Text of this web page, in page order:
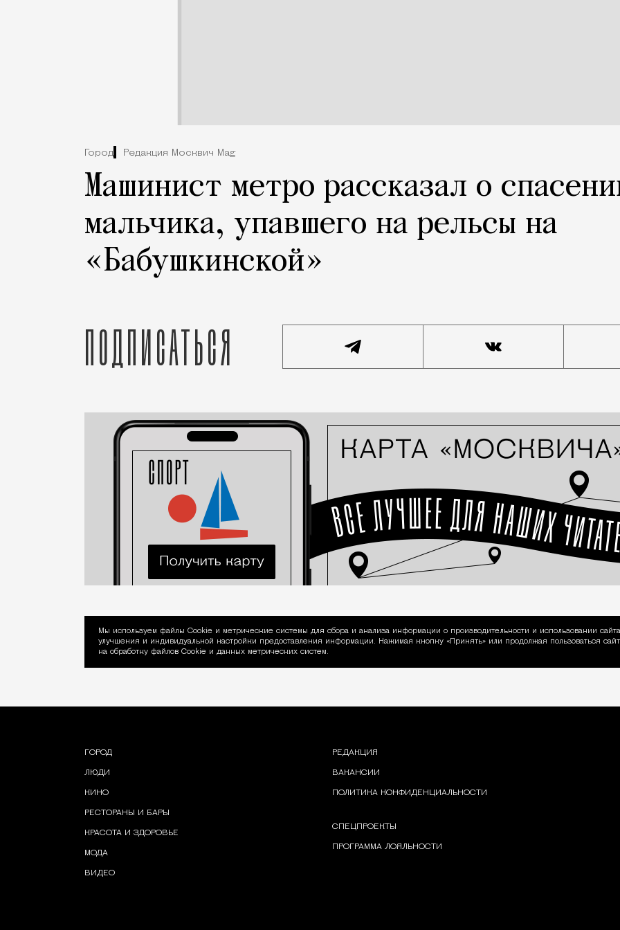
Город Редакция Москвич Mag
Машинист метро рассказал о
мальчика, упавшего на рельсы на
«Бабушкинской»
Подписаться
Уведомление об использовании Cookie
Мы используем файлы Сookie и метрические системы для сбора и анализа информации о производительности и использовании
улучшения и индивидуальной настройки предоставления информации. Нажимая кнопку «Принять» или продолжая пользоваться
на обработку файлов Cookie и данных метрических систем.
ГОРОД
ЛЮДИ
КИНО
РЕСТОРАНЫ И БАРЫ
КРАСОТА И ЗДОРОВЬЕ
МОДА
ВИДЕО
РЕДАКЦИЯ
ВАКАНСИИ
ПОЛИТИКА КОНФИДЕНЦИАЛЬНОСТИ
СПЕЦПРОЕКТЫ
ПРОГРАММА ЛОЯЛЬНОСТИ